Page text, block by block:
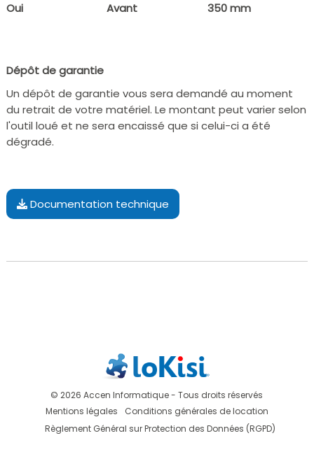
Oui Avant 350 mm
Dépôt de garantie
Un dépôt de garantie vous sera demandé au moment
du retrait de votre matériel. Le montant peut varier selon
l'outil loué et ne sera encaissé que si celui-ci a été
dégradé.
Documentation technique
© 2026 Accen Informatique - Tous droits réservés
Mentions légales
Conditions générales de location
Règlement Général sur Protection des Données (RGPD)